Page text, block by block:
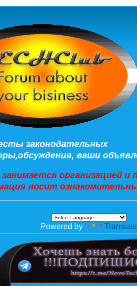
законодательных
ваши
занимается организацией
носит
Powered by Translate